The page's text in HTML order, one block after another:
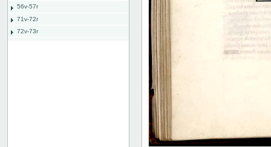
56v-57r
71v-72r
72v-73r